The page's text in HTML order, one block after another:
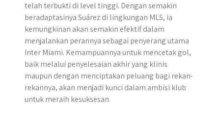
telah terbukti di level tinggi. Dengan semakin
beradaptasinya Suárez di lingkungan MLS, ia
kemungkinan akan semakin efektif dalam
menjalankan perannya sebagai penyerang utama
Inter Miami. Kemampuannya untuk mencetak gol,
baik melalui penyelesaian akhir yang klinis
maupun dengan menciptakan peluang bagi rekan-
rekannya, akan menjadi kunci dalam ambisi klub
untuk meraih kesuksesan.